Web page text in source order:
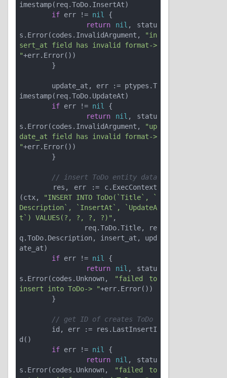
imestamp(req.ToDo.InsertAt)
if err != nil
{
return
nil , statu
s.Error(codes.InvalidArgument,
"in
sert_at field has invalid format->
"+err.Error())
imestamp(req.ToDo.UpdateAt)
if err != nil
{
return
nil , statu
s.Error(codes.InvalidArgument,
"up
date_at field has invalid format->
"+err.Error())
// insert ToDo entity data
(ctx,
"INSERT INTO ToDo(`Title`, `
Description`, `InsertAt`, `UpdateA
t`) VALUES(?, ?, ?, ?)" ,
q.ToDo.Description, insert_at, upd
ate_at)
if err != nil
{
return
nil , statu
s.Error(codes.Unknown,
"failed to
insert into ToDo-> "+err.Error())
// get ID of creates ToDo
d()
if err != nil
{
return
nil , statu
s.Error(codes.Unknown,
"failed to